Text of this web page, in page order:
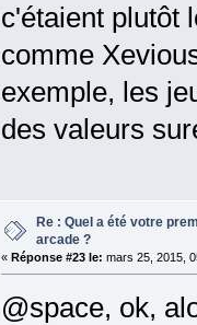
c'étaient plutôt
comme
exemple, les
des valeurs
Re : Quel a été votre
arcade ?
« Réponse #23 le: mars 25, 2015,
@space, ok,